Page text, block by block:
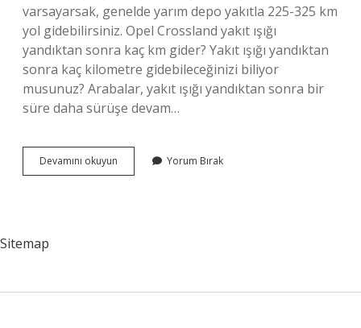
varsayarsak, genelde yarım depo yakıtla 225-325 km
yol gidebilirsiniz. Opel Crossland yakıt ışığı
yandıktan sonra kaç km gider? Yakıt ışığı yandıktan
sonra kaç kilometre gidebileceğinizi biliyor
musunuz? Arabalar, yakıt ışığı yandıktan sonra bir
süre daha sürüşe devam…
Devamını okuyun
Corsa
Gider
Yorum Bırak
Sitemap